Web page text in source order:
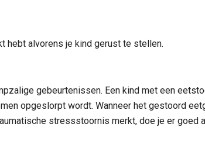
hebt alvorens je kind gerust te stellen.
gebeurtenissen. Een kind met een
opgeslorpt wordt. Wanneer het gestoord
stressstoornis merkt, doe je er goed